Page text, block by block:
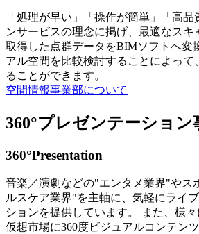
「処理が早い」「操作が簡単」「高
ンサービスの理念に掲げ、最適なスキ
取得した点群データをBIMソフトへ変
アル空間を比較検討することによって
ることができます。
空間情報事業部について
360°プレゼンテーション
360°Presentation
音楽／演劇などの"エンタメ業界"やス
ルスケア業界"を主軸に、気軽にライ
ションを提供しています。 また、様
仮想市場に360度ビジュアルコンテン